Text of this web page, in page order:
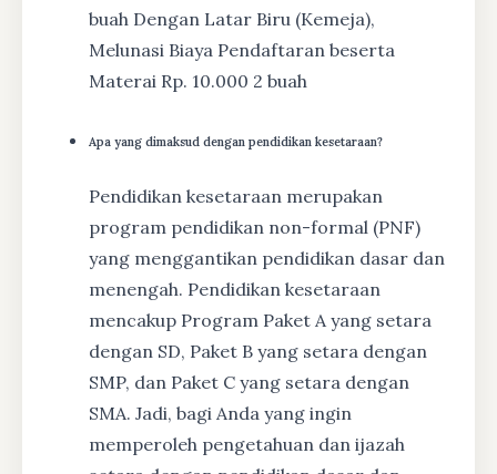
buah Dengan Latar Biru (Kemeja),
Melunasi Biaya Pendaftaran beserta
Materai Rp. 10.000 2 buah
Apa yang dimaksud dengan pendidikan kesetaraan?
Pendidikan kesetaraan merupakan
program pendidikan non-formal (PNF)
yang menggantikan pendidikan dasar dan
menengah. Pendidikan kesetaraan
mencakup Program Paket A yang setara
dengan SD, Paket B yang setara dengan
SMP, dan Paket C yang setara dengan
SMA. Jadi, bagi Anda yang ingin
memperoleh pengetahuan dan ijazah